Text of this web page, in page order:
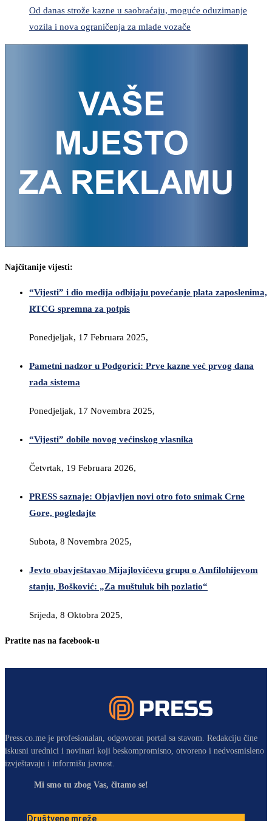
Od danas strože kazne u saobraćaju, moguće oduzimanje
vozila i nova ograničenja za mlade vozače
Najčitanije vijesti:
“Vijesti” i dio medija odbijaju povećanje plata zaposlenima,
RTCG spremna za potpis
Ponedjeljak, 17 Februara 2025,
Pametni nadzor u Podgorici: Prve kazne već prvog dana
rada sistema
Ponedjeljak, 17 Novembra 2025,
“Vijesti” dobile novog većinskog vlasnika
Četvrtak, 19 Februara 2026,
PRESS saznaje: Objavljen novi otro foto snimak Crne
Gore, pogledajte
Subota, 8 Novembra 2025,
Jevto obavještavao Mijajlovićevu grupu o Amfilohijevom
stanju, Bošković: „Za muštuluk bih pozlatio“
Srijeda, 8 Oktobra 2025,
Pratite nas na facebook-u
Press.co.me je profesionalan, odgovoran portal sa stavom. Redakciju čine
iskusni urednici i novinari koji beskompromisno, otvoreno i nedvosmisleno
izvještavaju i informišu javnost.
Mi smo tu zbog Vas, čitamo se!
Društvene mreže